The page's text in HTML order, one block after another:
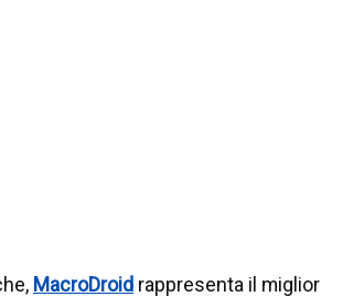
MacroDroid rappresenta il miglior